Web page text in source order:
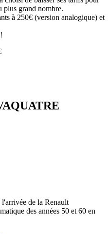
plus grand nombre.
à 250€ (version analogique) et
de la Renault
des années 50 et 60 en